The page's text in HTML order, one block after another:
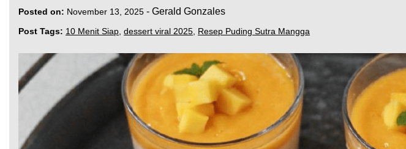
Posted on: November 13, 2025 - Gerald Gonzales
Post Tags: 10 Menit Siap, dessert viral 2025, Resep Puding Sutra Mangga